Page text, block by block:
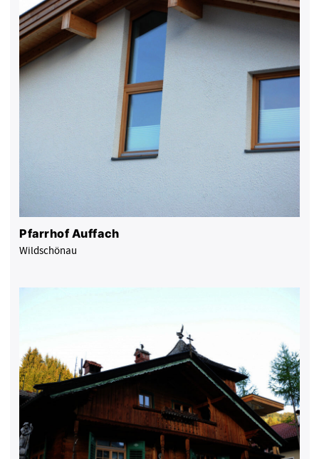
Pfarrhof Auffach
Wildschönau